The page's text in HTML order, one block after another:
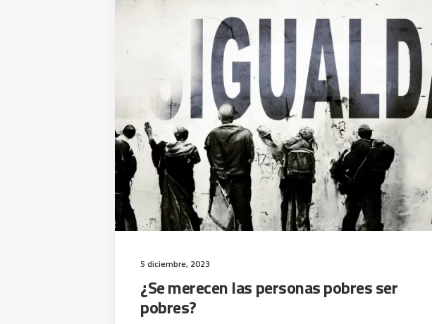
5 diciembre, 2023
¿Se merecen las personas pobres ser
pobres?